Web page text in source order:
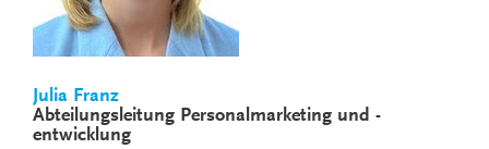
Julia Franz
Abteilungsleitung Personalmarketing und -
entwicklung